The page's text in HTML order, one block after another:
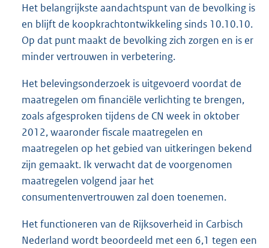
Het belangrijkste aandachtspunt van de bevolking is
en blijft de koopkrachtontwikkeling sinds 10.10.10.
Op dat punt maakt de bevolking zich zorgen en is er
minder vertrouwen in verbetering.
Het belevingsonderzoek is uitgevoerd voordat de
maatregelen om financiële verlichting te brengen,
zoals afgesproken tijdens de CN week in oktober
2012, waaronder fiscale maatregelen en
maatregelen op het gebied van uitkeringen bekend
zijn gemaakt. Ik verwacht dat de voorgenomen
maatregelen volgend jaar het
consumentenvertrouwen zal doen toenemen.
Het functioneren van de Rijksoverheid in Carbisch
Nederland wordt beoordeeld met een 6,1 tegen een